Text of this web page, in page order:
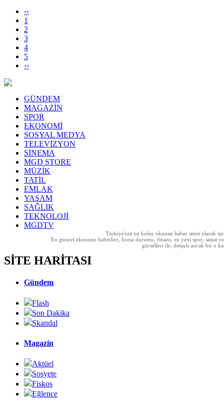
‹‹
1
2
3
4
5
››
GÜNDEM
MAGAZİN
SPOR
EKONOMİ
SOSYAL MEDYA
TELEVİZYON
SİNEMA
MGD STORE
MÜZİK
TATİL
EMLAK
YAŞAM
SAĞLIK
TEKNOLOJİ
MGDTV
Türkiye'nin en kolay okunan haber sitesi olarak siz
En güncel ekonomi haberleri, borsa durumu, finans, en yeni spor, sanat
görselleri ile, detaylı ancak bir o
SİTE HARİTASI
Gündem
Flash
Son Dakika
Skandal
Magazin
Aktüel
Sosyete
Fiskos
Eğlence